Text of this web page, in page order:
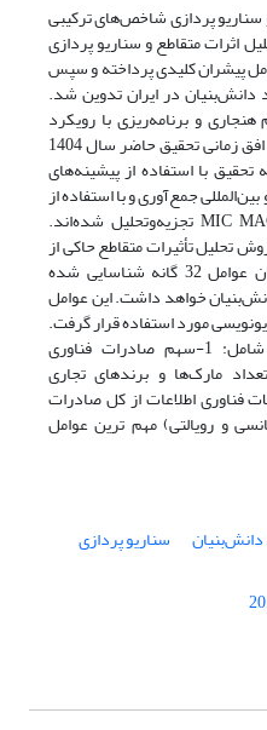
پردازی شاخص‌های ترکیبی
اثرات متقاطع و سناریو پردازی
پیشران کلیدی پرداخته و سپس
در ایران تدوین شد.
و برنامه‌ریزی با رویکرد
وفادارانه به اسناد بالادستی است. افق زمانی تحقیق حاضر سال 1404
با استفاده از پیشینه‌های
جمع‌آوری و با استفاده از
تحلیل سلسله مراتبی و نمودار MIC MAC تجزیه‌وتحلیل شده‌اند.
تحلیل تأثیرات متقاطع حاکی از
آن بود که 14 عامل کلیدی از میان عوامل 32 گانه شناسایی شده
خواهد داشت. این عوامل
مورد استفاده قرار گرفت.
شاخص‌های صنایع دانش بنیان شامل: 1-سهم صادرات فناوری
از تولیدات صنعتی، 2-تعداد مارک‌ها و برندهای تجاری
فناوری اطلاعات از کل صادرات
لیسانسی و رویالتی) مهم ترین عوامل
سناریو پردازی